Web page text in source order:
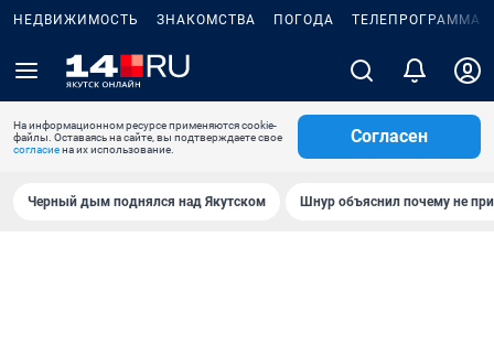
НЕДВИЖИМОСТЬ ЗНАКОМСТВА ПОГОДА ТЕЛЕПРОГРАММА
На информационном ресурсе применяются cookie-
файлы. Оставаясь на сайте, вы подтверждаете свое
согласиена их использование.
Согласен
Черный дым поднялся над Якутском Шнур объяснил почему не